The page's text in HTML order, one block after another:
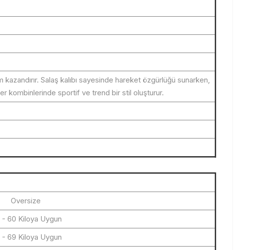
Salaş kalıbı sayesinde hareket özgürlüğü sunarken,
kombinlerinde sportif ve trend bir stil oluşturur.
Oversize
- 60 Kiloya Uygun
- 69 Kiloya Uygun